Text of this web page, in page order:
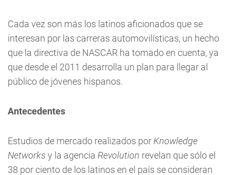
Cada vez son más los latinos aficionados que se
interesan por las carreras automovilísticas, un hecho
que la directiva de NASCAR ha tomado en cuenta, ya
que desde el 2011 desarrolla un plan para llegar al
público de jóvenes hispanos.
Antecedentes
Estudios de mercado realizados por Knowledge
Networks y la agencia Revolution revelan que sólo el
38 por ciento de los latinos en el país se consideran